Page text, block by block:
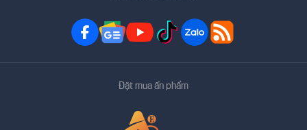
Đặt mua ấn phẩm